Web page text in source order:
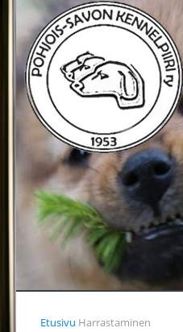
ETUSIVU
HARRASTAMINEN
KENNELPIIRI
SÄÄNNÖT, OHJEET JA
KENNELPIIRIN JAOSTOT
YHTEYSTIEDOT
YHTEINEN VUOSIKELLO
PALKINTOTUOMARIT
TIEDOTTAMINEN
Etusivu Harrastaminen